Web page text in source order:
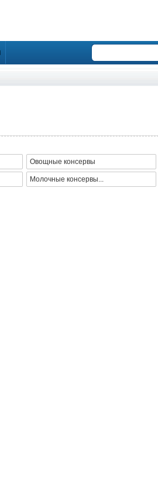
Овощные консервы
Молочные консервы...